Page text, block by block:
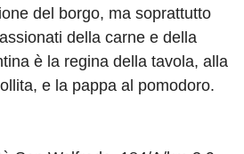
del borgo, ma soprattutto
della carne e della
è la regina della tavola, alla
e la pappa al pomodoro.